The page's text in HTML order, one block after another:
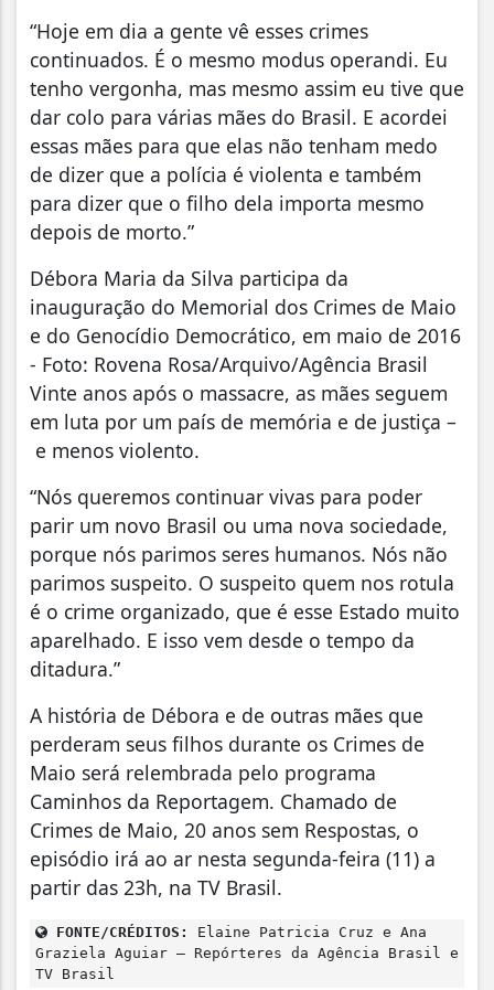
“Hoje em dia a gente vê esses crimes
continuados. É o mesmo modus operandi. Eu
tenho vergonha, mas mesmo assim eu tive que
dar colo para várias mães do Brasil. E acordei
essas mães para que elas não tenham medo
de dizer que a polícia é violenta e também
para dizer que o filho dela importa mesmo
depois de morto.”
Débora Maria da Silva participa da
inauguração do Memorial dos Crimes de Maio
e do Genocídio Democrático, em maio de 2016
- Foto: Rovena Rosa/Arquivo/Agência Brasil
Vinte anos após o massacre, as mães seguem
em luta por um país de memória e de justiça –
e menos violento.
“Nós queremos continuar vivas para poder
parir um novo Brasil ou uma nova sociedade,
porque nós parimos seres humanos. Nós não
parimos suspeito. O suspeito quem nos rotula
é o crime organizado, que é esse Estado muito
aparelhado. E isso vem desde o tempo da
ditadura.”
A história de Débora e de outras mães que
perderam seus filhos durante os Crimes de
Maio será relembrada pelo programa
Caminhos da Reportagem. Chamado de
Crimes de Maio, 20 anos sem Respostas, o
episódio irá ao ar nesta segunda-feira (11) a
partir das 23h, na TV Brasil.
FONTE/CRÉDITOS:
Elaine Patricia Cruz e Ana
Graziela Aguiar – Repórteres da Agência Brasil e
TV Brasil